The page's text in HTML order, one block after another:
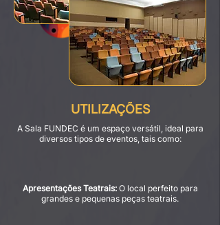
UTILIZAÇÕES
A Sala FUNDEC é um espaço versátil, ideal para
diversos tipos de eventos, tais como:
Apresentações Teatrais:O local perfeito para
grandes e pequenas peças teatrais.